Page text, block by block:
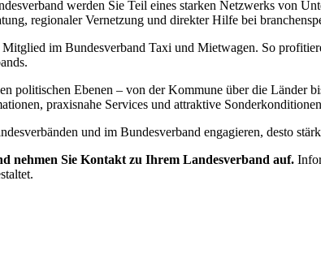
werden Sie Teil eines starken Netzwerks von
regionaler Vernetzung und direkter Hilfe bei
im Bundesverband Taxi und Mietwagen. So
politischen Ebenen – von der Kommune über die
praxisnahe Services und attraktive
und im Bundesverband engagieren, desto
nehmen Sie Kontakt zu Ihrem Landesverband auf.